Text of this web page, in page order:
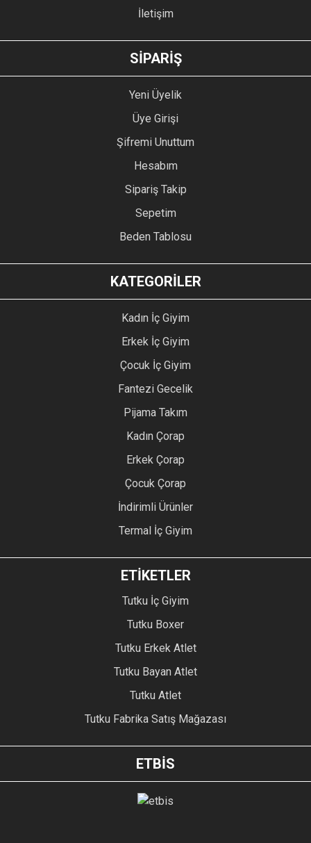
GÖNDER
İletişim
SİPARİŞ
Yeni Üyelik
Üye Girişi
Şifremi Unuttum
Hesabım
Sipariş Takip
Sepetim
Beden Tablosu
KATEGORİLER
Kadın İç Giyim
Erkek İç Giyim
Çocuk İç Giyim
Fantezi Gecelik
Pijama Takım
Kadın Çorap
Erkek Çorap
Çocuk Çorap
İndirimli Ürünler
Termal İç Giyim
ETİKETLER
Tutku İç Giyim
Tutku Boxer
Tutku Erkek Atlet
Tutku Bayan Atlet
Tutku Atlet
Tutku Fabrika Satış Mağazası
ETBİS